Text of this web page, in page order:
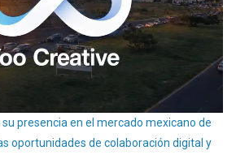
presencia en el mercado mexicano de
oportunidades de colaboración digital y